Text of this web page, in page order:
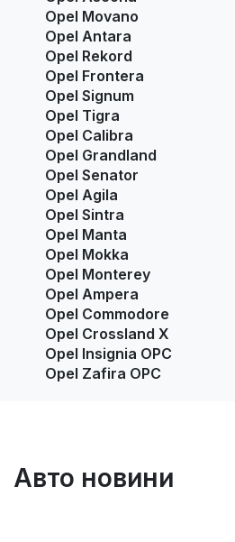
Opel Movano
Opel Antara
Opel Rekord
Opel Frontera
Opel Signum
Opel Tigra
Opel Calibra
Opel Grandland
Opel Senator
Opel Agila
Opel Sintra
Opel Manta
Opel Mokka
Opel Monterey
Opel Ampera
Opel Commodore
Opel Crossland X
Opel Insignia OPC
Opel Zafira OPC
Авто новини